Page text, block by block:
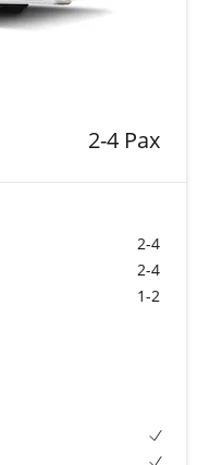
2-4 Pax
2-4
2-4
1-2